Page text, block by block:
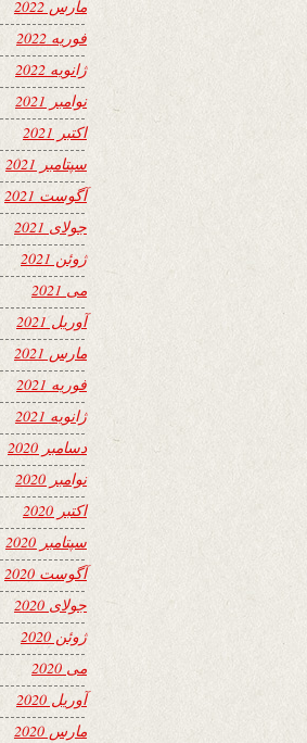
مارس 2022
فوریه 2022
ژانویه 2022
نوامبر 2021
اکتبر 2021
سپتامبر 2021
آگوست 2021
جولای 2021
ژوئن 2021
می 2021
آوریل 2021
مارس 2021
فوریه 2021
ژانویه 2021
دسامبر 2020
نوامبر 2020
اکتبر 2020
سپتامبر 2020
آگوست 2020
جولای 2020
ژوئن 2020
می 2020
آوریل 2020
مارس 2020